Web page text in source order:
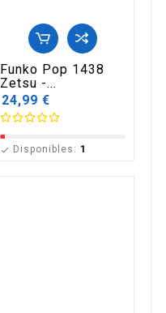
Funko Pop 1438
Zetsu -...
24,99 €
 Disponibles: 1